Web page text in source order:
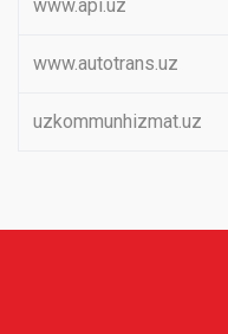
www.api.uz
www.autotrans.uz
uzkommunhizmat.uz